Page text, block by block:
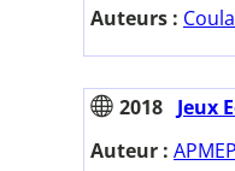
Auteurs :
2018 Jeux
Auteur :